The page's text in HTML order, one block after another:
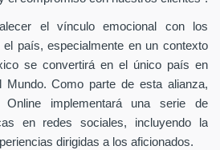
el vínculo emocional con los
país, especialmente en un contexto
se convertirá en el único país en
Mundo. Como parte de esta alianza,
Online implementará una serie de
en redes sociales, incluyendo la
dirigidas a los aficionados.